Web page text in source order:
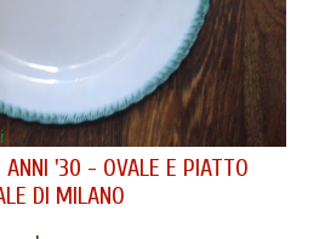
ANNI '30 - OVALE E PIATTO
DI MILANO